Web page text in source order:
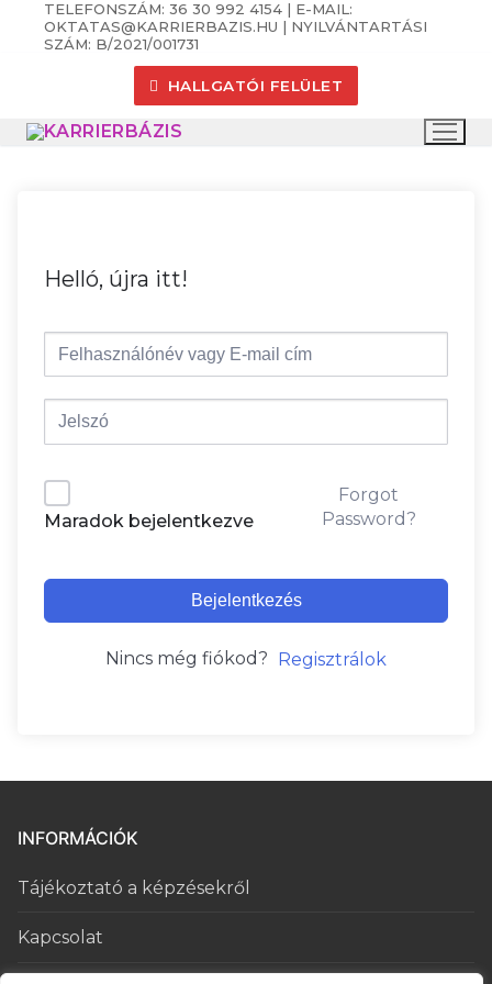
UgrásTELEFONSZÁM: 36 30 992 4154 | E-MAIL:
OKTATAS@KARRIERBAZIS.HU | NYILVÁNTARTÁSI
SZÁM: B/2021/001731
HALLGATÓI FELÜLET
Helló, újra itt!
Maradok bejelentkezve
Forgot
Password?
Bejelentkezés
Nincs még fiókod? Regisztrálok
INFORMÁCIÓK
Tájékoztató a képzésekről
Kapcsolat